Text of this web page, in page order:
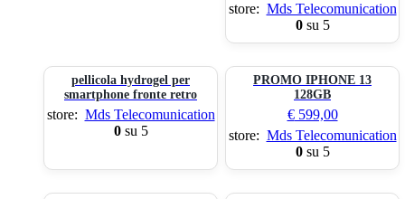
store: Mds Telecomunication
0su 5
pellicola hydrogel per
smartphone fronte retro
store: Mds Telecomunication
0su 5
PROMO IPHONE 13
128GB
€599,00
store: Mds Telecomunication
0su 5